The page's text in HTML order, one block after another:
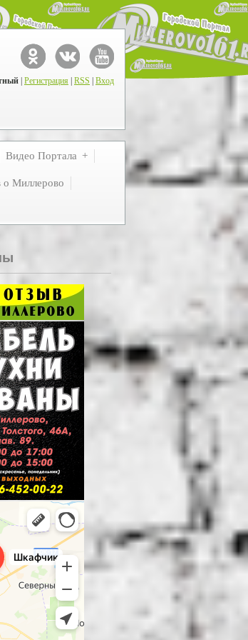
Регистрация RSS Вход
Видео Портала
о Миллерово